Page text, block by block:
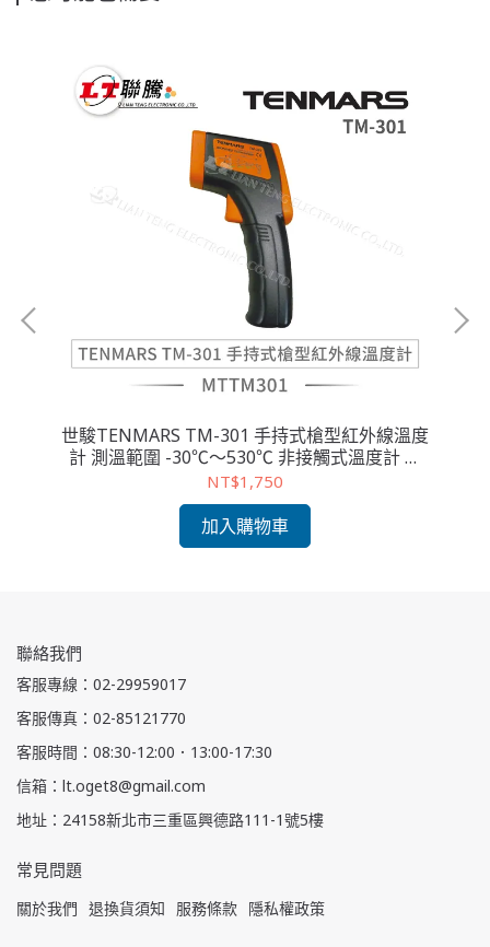
世駿TENMARS TM-301 手持式槍型紅外線溫度
計 測溫範圍 -30℃～530℃ 非接觸式溫度計 食
品安全檢測 工業測溫
NT$1,750
加入購物車
聯絡我們
客服專線：02-29959017
客服傳真：02-85121770
客服時間：08:30-12:00．13:00-17:30
信箱：lt.oget8@gmail.com
地址：24158新北市三重區興德路111-1號5樓
常見問題
關於我們 退換貨須知 服務條款 隱私權政策